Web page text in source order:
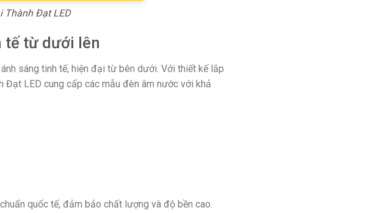
Thành Đạt LED
tế từ dưới lên
sáng tinh tế, hiện đại từ bên dưới. Với thiết kế lắp
Đạt LED cung cấp các mẫu đèn âm nước với khả
quốc tế, đảm bảo chất lượng và độ bền cao.